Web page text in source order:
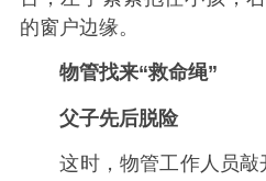
的窗户边缘。
物管找来“救命绳”
父子先后脱险
这时，物管工作人员敲